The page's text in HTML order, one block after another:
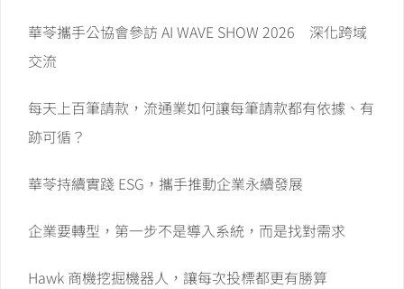
華苓攜手公協會參訪 AI WAVE SHOW 2026 深化跨域
交流
每天上百筆請款，流通業如何讓每筆請款都有依據、有
跡可循？
華苓持續實踐 ESG，攜手推動企業永續發展
企業要轉型，第一步不是導入系統，而是找對需求
Hawk 商機挖掘機器人，讓每次投標都更有勝算